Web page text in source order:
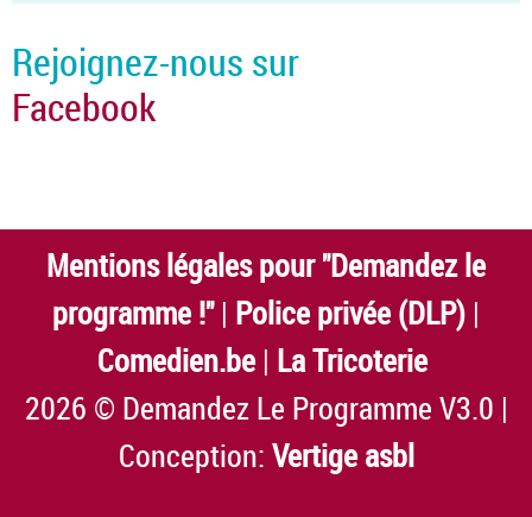
Rejoignez-nous sur
Facebook
Mentions légales pour "Demandez le
programme !"| Police privée (DLP) |
Comedien.be | La Tricoterie
2026 © Demandez Le Programme V3.0 |
Conception: Vertige asbl